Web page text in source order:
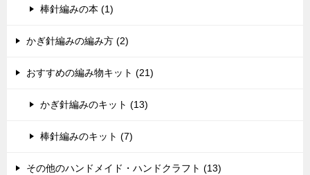
棒針編みの本 (1)
かぎ針編みの編み方 (2)
おすすめの編み物キット (21)
かぎ針編みのキット (13)
棒針編みのキット (7)
その他のハンドメイド・ハンドクラフト (13)